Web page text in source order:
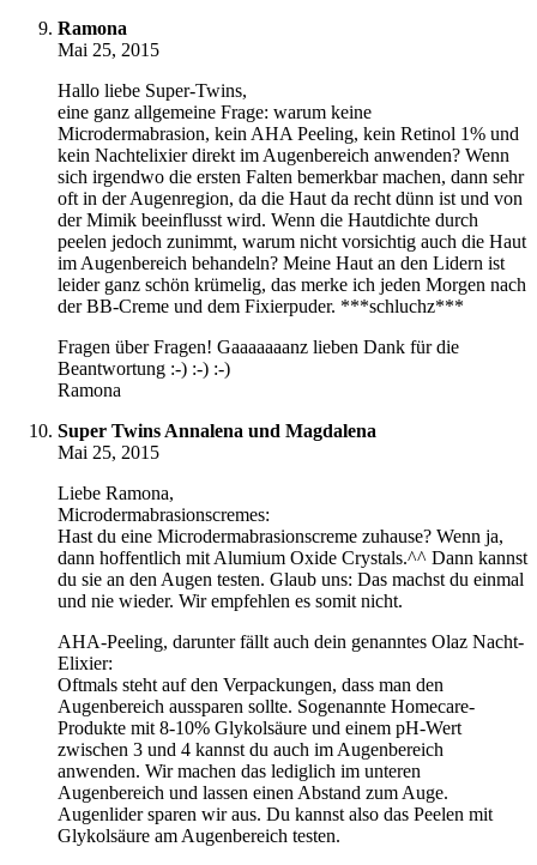
Ramona
Mai 25, 2015
Hallo liebe Super-Twins,
eine ganz allgemeine Frage: warum keine
Microdermabrasion, kein AHA Peeling, kein Retinol 1% und
kein Nachtelixier direkt im Augenbereich anwenden? Wenn
sich irgendwo die ersten Falten bemerkbar machen, dann sehr
oft in der Augenregion, da die Haut da recht dünn ist und von
der Mimik beeinflusst wird. Wenn die Hautdichte durch
peelen jedoch zunimmt, warum nicht vorsichtig auch die Haut
im Augenbereich behandeln? Meine Haut an den Lidern ist
leider ganz schön krümelig, das merke ich jeden Morgen nach
der BB-Creme und dem Fixierpuder. ***schluchz***
Fragen über Fragen! Gaaaaaaanz lieben Dank für die
Beantwortung :-) :-) :-)
Ramona
Super Twins Annalena und Magdalena
Mai 25, 2015
Liebe Ramona,
Microdermabrasionscremes:
Hast du eine Microdermabrasionscreme zuhause? Wenn ja,
dann hoffentlich mit Alumium Oxide Crystals.^^ Dann kannst
du sie an den Augen testen. Glaub uns: Das machst du einmal
und nie wieder. Wir empfehlen es somit nicht.
AHA-Peeling, darunter fällt auch dein genanntes Olaz Nacht-
Elixier:
Oftmals steht auf den Verpackungen, dass man den
Augenbereich aussparen sollte. Sogenannte Homecare-
Produkte mit 8-10% Glykolsäure und einem pH-Wert
zwischen 3 und 4 kannst du auch im Augenbereich
anwenden. Wir machen das lediglich im unteren
Augenbereich und lassen einen Abstand zum Auge.
Augenlider sparen wir aus. Du kannst also das Peelen mit
Glykolsäure am Augenbereich testen.